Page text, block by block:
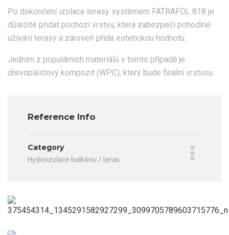
Po dokončení izolace terasy systémem FATRAFOL 818 je
důležité přidat pochozí vrstvu, která zabezpečí pohodlné
užívání terasy a zároveň přidá estetickou hodnotu.
Jedním z populárních materiálů v tomto případě je
dřevoplastový kompozit (WPC), který bude finální vrstvou.
Reference Info
Category
Hydroizolace balkónu / teras